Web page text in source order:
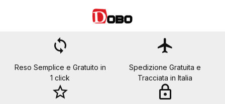
loop
Reso Semplice e Gratuito in
1 click
flight
Spedizione Gratuita e
Tracciata in Italia
star_border lock